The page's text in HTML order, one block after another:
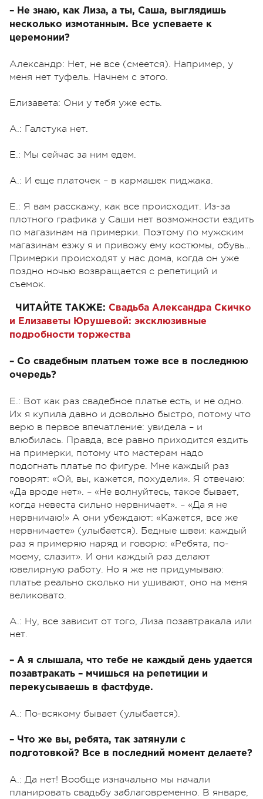
– Не знаю, как Лиза, а ты, Саша, выглядишь
несколько измотанным. Все успеваете к
церемонии?
Александр: Нет, не все (смеется). Например, у
меня нет туфель. Начнем с этого.
Елизавета: Они у тебя уже есть.
А.: Галстука нет.
Е.: Мы сейчас за ним едем.
А.: И еще платочек – в кармашек пиджака.
Е.: Я вам расскажу, как все происходит. Из-за
плотного графика у Саши нет возможности ездить
по магазинам на примерки. Поэтому по мужским
магазинам езжу я и привожу ему костюмы, обувь…
Примерки происходят у нас дома, когда он уже
поздно ночью возвращается с репетиций и
съемок.
ЧИТАЙТЕ ТАКЖЕ: Свадьба Александра Скичко
и Елизаветы Юрушевой: эксклюзивные
подробности торжества
– Со свадебным платьем тоже все в последнюю
очередь?
Е.: Вот как раз свадебное платье есть, и не одно.
Их я купила давно и довольно быстро, потому что
верю в первое впечатление: увидела – и
влюбилась. Правда, все равно приходится ездить
на примерки, потому что мастерам надо
подогнать платье по фигуре. Мне каждый раз
говорят: «Ой, вы, кажется, похудели». Я отвечаю:
«Да вроде нет». – «Не волнуйтесь, такое бывает,
когда невеста сильно нервничает». – «Да я не
нервничаю!» А они убеждают: «Кажется, все же
нервничаете» (улыбается). Бедные швеи: каждый
раз я примеряю наряд и говорю: «Ребята, по-
моему, слазит». И они каждый раз делают
ювелирную работу. Но я же не придумываю:
платье реально сколько ни ушивают, оно на меня
великовато.
А.: Ну, все зависит от того, Лиза позавтракала или
нет.
– А я слышала, что тебе не каждый день удается
позавтракать – мчишься на репетиции и
перекусываешь в фастфуде.
А.: По-всякому бывает (улыбается).
– Что же вы, ребята, так затянули с
подготовкой? Все в последний момент делаете?
А.: Да нет! Вообще изначально мы начали
планировать свадьбу заблаговременно. В январе,